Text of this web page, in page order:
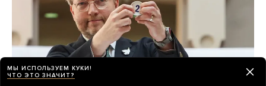
МЫ ИСПОЛЬЗУЕМ КУКИ!
ЧТО ЭТО ЗНАЧИТ?